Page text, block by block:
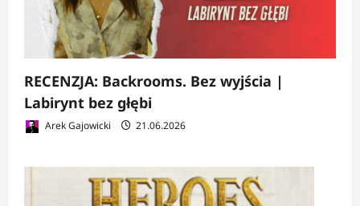
RECENZJA: Backrooms. Bez wyjścia |
Labirynt bez głębi
Arek Gajowicki 21.06.2026